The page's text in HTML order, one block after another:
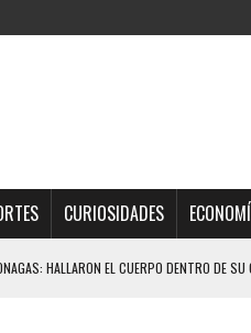
CURIOSIDADES
HALLARON EL CUERPO DENTRO DE SU